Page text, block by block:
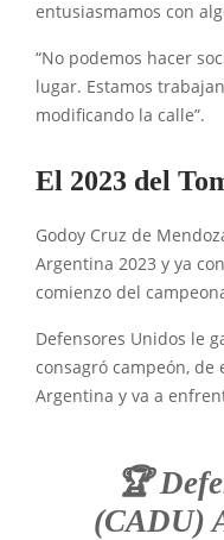
entusiasmamos con
“No podemos hacer
lugar. Estamos
modificando la calle”.
El 2023 del
Godoy Cruz de
Argentina 2023 y ya
comienzo del
Defensores Unidos le
consagró campeón, de
Argentina y va a
🏆
(CADU)